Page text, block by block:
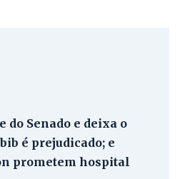
do Senado e deixa o
é prejudicado; e
prometem hospital